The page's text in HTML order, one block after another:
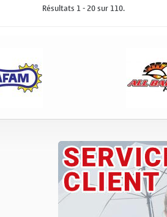
Résultats 1 - 20 sur 110.